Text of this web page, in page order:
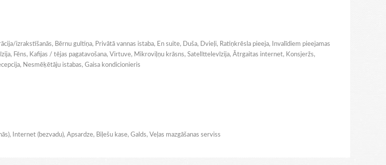
izrakstīšanās, Bērnu gultiņa, Privātā vannas istaba, En suite, Duša, Dvieļi, Ratiņkrēsla pieeja, Invalīdiem pieejamas
Fēns, Kafijas / tējas pagatavošana, Virtuve, Mikroviļņu krāsns, Satelīttelevīzija, Ātrgaitas internet, Konsjeržs,
Nesmēķētāju istabas, Gaisa kondicionieris
Internet (bezvadu), Apsardze, Biļešu kase, Galds, Veļas mazgāšanas serviss